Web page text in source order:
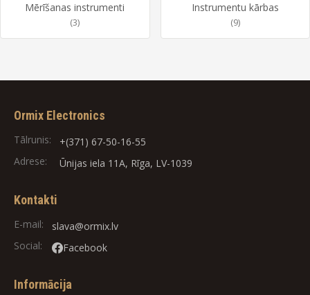
Mērīšanas instrumenti
(3)
Instrumentu kārbas
(9)
Ormix Electronics
Tālrunis:
+(371) 67-50-16-55
Adrese:
Ūnijas iela 11A, Rīga, LV-1039
Kontakti
E-mail:
slava@ormix.lv
Social:
Facebook
Informācija